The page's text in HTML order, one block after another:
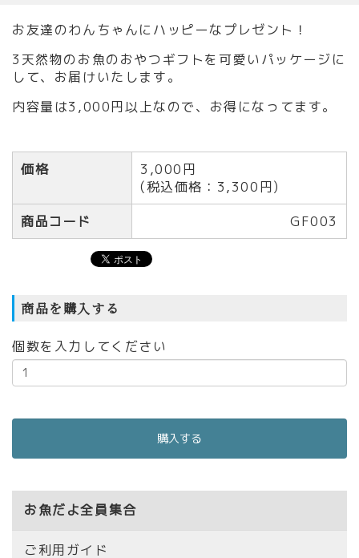
価格
3,000円
(税込価格：3,300円)
商品コード
GF003
商品を購入する
個数を入力してください
お友達のわんちゃんにハッピーなプレゼント！
3天然物のお魚のおやつギフトを可愛いパッケージに
して、お届けいたします。
内容量は3,000円以上なので、お得になってます。
お魚だよ全員集合
ご利用ガイド